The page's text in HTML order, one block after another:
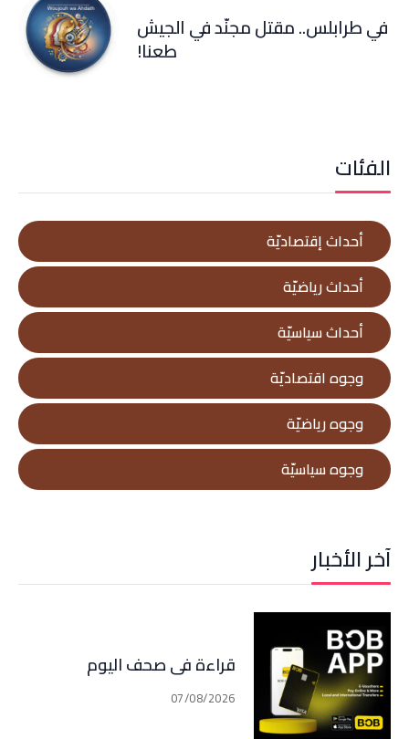
في طرابلس.. مقتل مجنّد في الجيش
طعنا!
الفئات
أحداث إقتصاديّة
أحداث رياضيّة
أحداث سياسيّة
وجوه اقتصاديّة
وجوه رياضيّة
وجوه سياسيّة
آخر الأخبار
قراءة في صحف اليوم
07/08/2026